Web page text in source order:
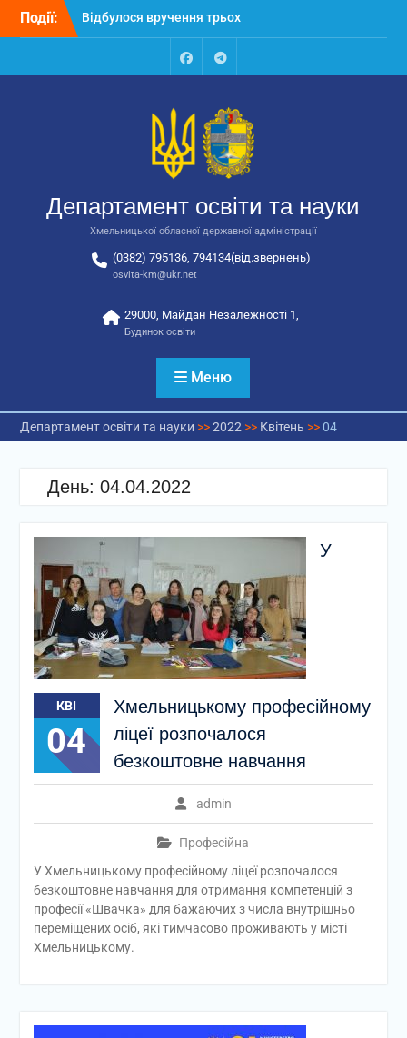
Перейти
Події:
автобусів для потреб
Відбулося засідання
державної адміністрації
Відбулась обласна
відповідальних за
національно-патріотичне
виховання
FacebookTalegram
Департамент освіти та науки
Хмельницької обласної державної адміністрації
(0382) 795136, 794134(від.звернень)
osvita-km@ukr.net
29000, Майдан Незалежності 1,
Будинок освіти
Меню
Департамент освіти та науки >>2022 >> Квітень >>04
День: 04.04.2022
КВІ
04
У
Хмельницькому професійному
ліцеї розпочалося
безкоштовне навчання
admin
Професійна
У Хмельницькому професійному ліцеї розпочалося
безкоштовне навчання для отримання компетенцій з
професії «Швачка» для бажаючих з числа внутрішньо
переміщених осіб, які тимчасово проживають у місті
Хмельницькому.